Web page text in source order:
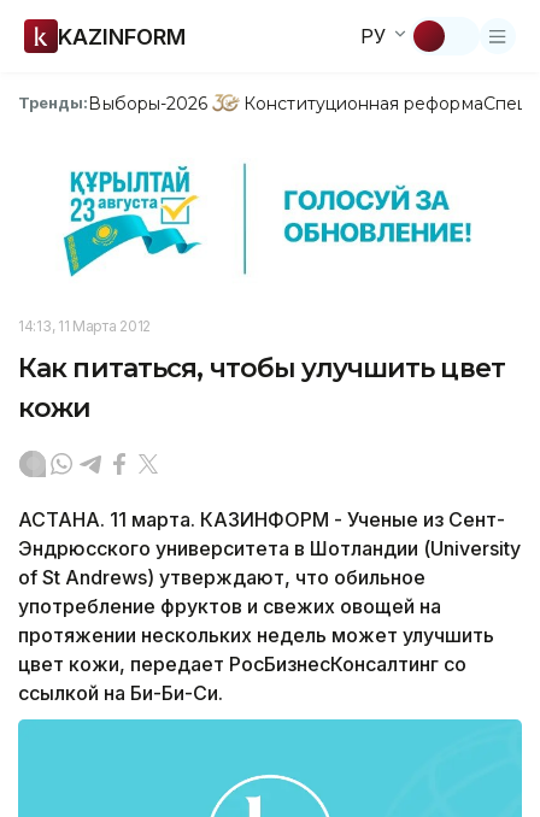
KAZINFORM РУ
Тренды:Выборы-2026 Конституционная реформа
14:13, 11 Марта 2012
Как питаться, чтобы улучшить цвет
кожи
АСТАНА. 11 марта. КАЗИНФОРМ - Ученые из Сент-
Эндрюсского университета в Шотландии (University
of St Andrews) утверждают, что обильное
употребление фруктов и свежих овощей на
протяжении нескольких недель может улучшить
цвет кожи, передает РосБизнесКонсалтинг со
ссылкой на Би-Би-Си.